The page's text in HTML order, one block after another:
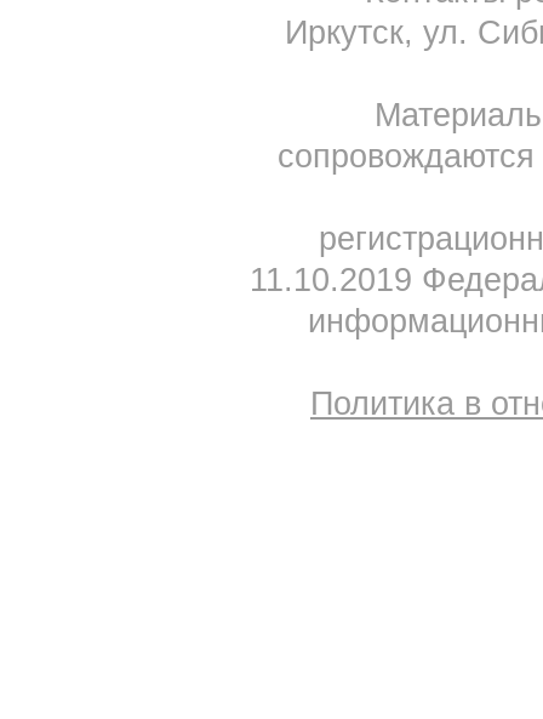
Иркутск, ул.
11.10.2019
Политика в